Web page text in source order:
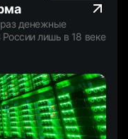
денежные
лишь в 18 веке